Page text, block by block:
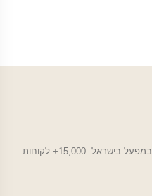
טפטים, מדבקות קיר וציפויי זכוכית. ייצור במפעל בישראל. 15,000+ לקוחות